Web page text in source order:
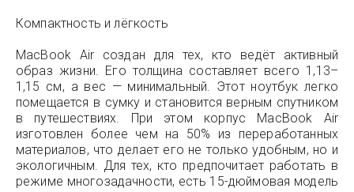
Компактность и лёгкость
MacBook Air создан для тех, кто ведёт активный
образ жизни. Его толщина составляет всего 1,13–
1,15 см, а вес — минимальный. Этот ноутбук легко
помещается в сумку и становится верным спутником
в путешествиях. При этом корпус MacBook Air
изготовлен более чем на 50% из переработанных
материалов, что делает его не только удобным, но и
экологичным. Для тех, кто предпочитает работать в
режиме многозадачности, есть 15-дюймовая модель